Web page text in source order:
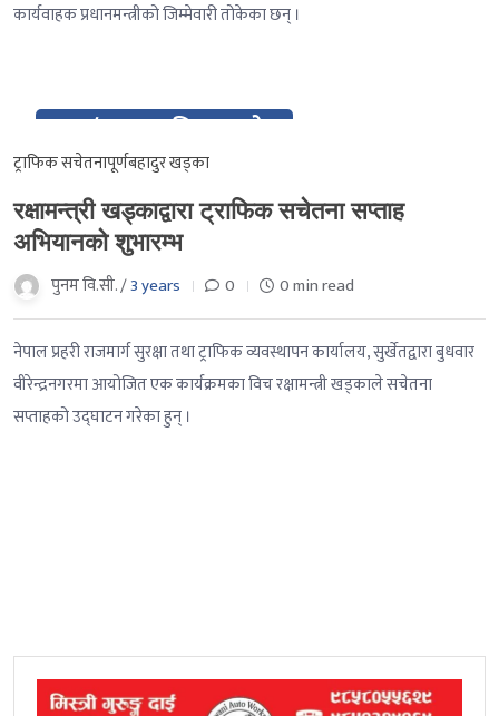
कार्यवाहक प्रधानमन्त्रीको जिम्मेवारी तोकेका छन् ।
11 / २०८० आश्विन २४ गते
Oct / २०८० आश्विन २४ गते
ट्राफिक सचेतनापूर्णबहादुर खड्का
रक्षामन्त्री खड्काद्वारा ट्राफिक सचेतना सप्ताह
अभियानको शुभारम्भ
पुनम वि.सी. /3 years 0 0 min read
नेपाल प्रहरी राजमार्ग सुरक्षा तथा ट्राफिक व्यवस्थापन कार्यालय, सुर्खेतद्वारा बुधवार
वीरेन्द्रनगरमा आयोजित एक कार्यक्रमका विच रक्षामन्त्री खड्काले सचेतना
सप्ताहको उद्घाटन गरेका हुन् ।